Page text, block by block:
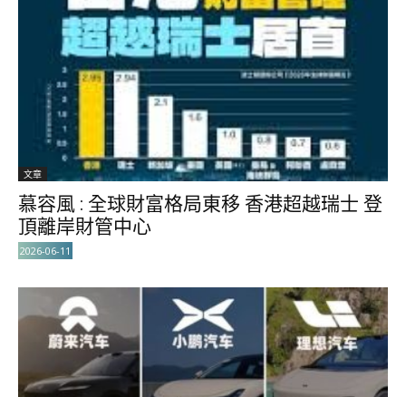
文章
慕容風 : 全球財富格局東移 香港超越瑞士 登
頂離岸財管中心
2026-06-11